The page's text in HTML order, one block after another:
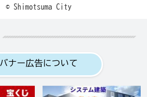
© Shimotsuma City
バナー広告について